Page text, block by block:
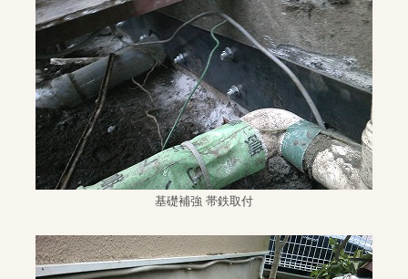
基礎補強 帯鉄取付